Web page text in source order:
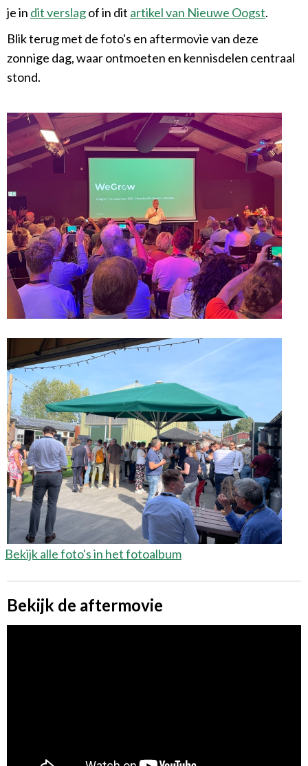
je in dit verslagof in dit artikel van Nieuwe Oogst.
Blik terug met de foto's en aftermovie van deze
zonnige dag, waar ontmoeten en kennisdelen centraal
stond.
Bekijk alle foto's in het fotoalbum
Bekijk de aftermovie